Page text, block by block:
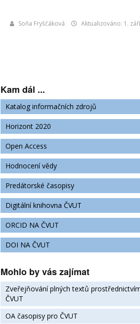
Soňa Fryščáková Aktualizováno: 1.
Kam dál ...
Katalog informačních zdrojů
Horizont 2020
Open Access
Hodnocení vědy
Predátorské časopisy
Digitální knihovna ČVUT
ORCID NA ČVUT
DOI NA ČVUT
Mohlo by vás zajímat
Zveřejňování plných textů
ČVUT
OA časopisy pro ČVUT